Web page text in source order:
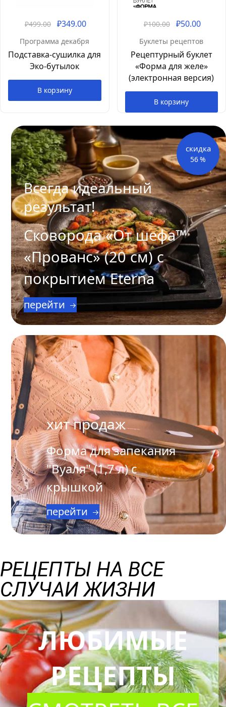
₽499.00 ₽349.00
Программа декабря
Подставка-сушилка для
Эко-бутылок
В корзину
₽100.00 ₽50.00
Буклеты рецептов
Рецептурный буклет
«Форма для желе»
(электронная версия)
В корзину
Всегда идеальный
результат!
Сковорода «От шефа™
«Прованс» (20 см) с
покрытием Eterna
перейти
скидка
56%
хит продаж
Форма для запекания
"Вуаля" (1,7 л) с
крышкой
перейти
РЕЦЕПТЫ НА ВСЕ
СЛУЧАИ ЖИЗНИ
ЛЮБИМЫЕ
РЕЦЕПТЫ